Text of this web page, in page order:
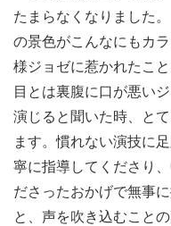
たまらなくなりました
の景色がこんなにもカ
様ジョゼに惹かれたこ
目とは裏腹に口が悪い
演じると聞いた時、と
ます。慣れない演技に
寧に指導してくださり
ださったおかげで無事
と、声を吹き込むこと